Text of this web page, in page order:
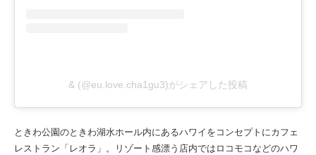
& (@eu.love.cha1gu3)がシェアした投稿
ときわ公園のときわ湖水ホール内にあるハワイをコンセプトにカフェ
レストラン「レオラ」。リゾート感漂う店内ではロコモコなどのハワ